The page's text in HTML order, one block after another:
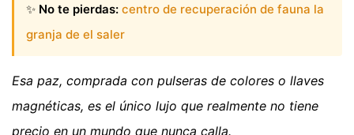
✨ No te pierdas: centro de recuperación de fauna la
granja de el saler
Esa paz, comprada con pulseras de colores o llaves
magnéticas, es el único lujo que realmente no tiene
precio en un mundo que nunca calla.